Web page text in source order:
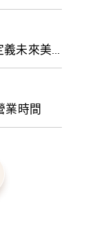
義未來美
育模式 串
業時間